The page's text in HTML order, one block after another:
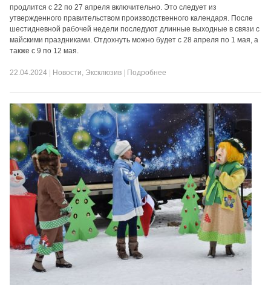
продлится с 22 по 27 апреля включительно. Это следует из
утвержденного правительством производственного календаря. После
шестидневной рабочей недели последуют длинные выходные в связи с
майскими праздниками. Отдохнуть можно будет с 28 апреля по 1 мая, а
также с 9 по 12 мая.
22.04.2024 Новости, Эксклюзив Подробнее